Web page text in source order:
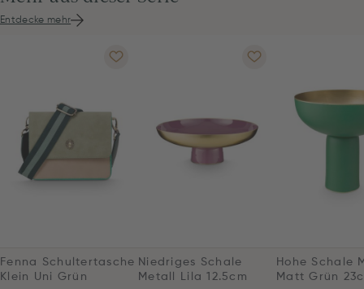
Entdecke mehr
Fenna Schultertasche
Klein Uni Grün
Niedriges Schale
Metall Lila 12.5cm
Hohe Schale
Matt Grün